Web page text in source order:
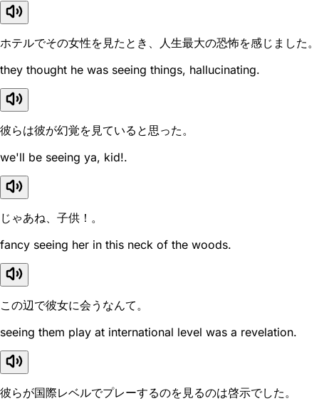
ホテルでその女性を見たとき、人生最大の恐怖を感じました。
they thought he was seeing things, hallucinating.
彼らは彼が幻覚を見ていると思った。
we'll be seeing ya, kid!.
じゃあね、子供！。
fancy seeing her in this neck of the woods.
この辺で彼女に会うなんて。
seeing them play at international level was a revelation.
彼らが国際レベルでプレーするのを見るのは啓示でした。